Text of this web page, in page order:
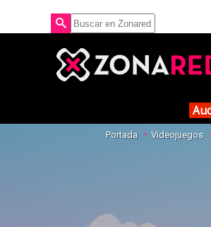
Portada Videojuegos